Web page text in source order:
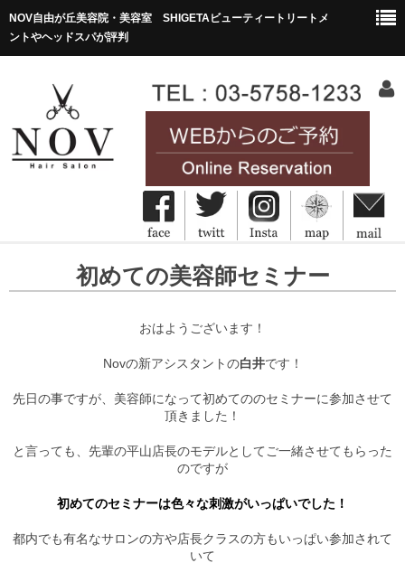
NOV自由が丘美容院・美容室 SHIGETAビューティートリートメ
ントやヘッドスパが評判
ホーム
メニュー・価格
スタッフ
Online Shop
初めての美容師セミナー
おはようございます！
Novの新アシスタントの白井です！
先日の事ですが、美容師になって初めてののセミナーに参加させて
頂きました！
と言っても、先輩の平山店長のモデルとしてご一緒させてもらった
のですが
初めてのセミナーは色々な刺激がいっぱいでした！
都内でも有名なサロンの方や店長クラスの方もいっぱい参加されて
いて